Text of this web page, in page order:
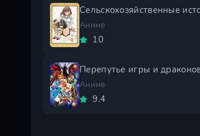
Аниме
10
Перепутье игры и
Аниме
9.4